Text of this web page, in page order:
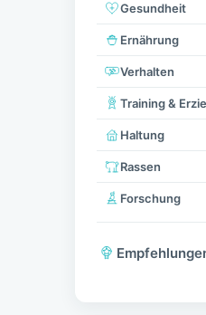
Gesundheit
Ernährung
Verhalten
Training &
Haltung
Rassen
Forschung